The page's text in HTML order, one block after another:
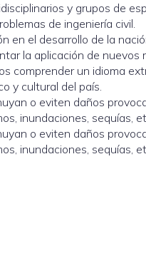
y grupos de
de ingeniería civil.
en el desarrollo de la
la aplicación de nuevos
comprender un idioma
y cultural del país.
o eviten daños
inundaciones, sequías,
o eviten daños
inundaciones, sequías,